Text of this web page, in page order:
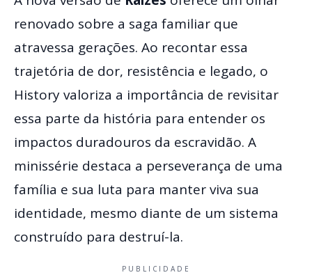
renovado sobre a saga familiar que
atravessa gerações. Ao recontar essa
trajetória de dor, resistência e legado, o
History valoriza a importância de revisitar
essa parte da história para entender os
impactos duradouros da escravidão. A
minissérie destaca a perseverança de uma
família e sua luta para manter viva sua
identidade, mesmo diante de um sistema
construído para destruí-la.
PUBLICIDADE